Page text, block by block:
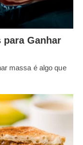
para Ganhar
massa é algo que